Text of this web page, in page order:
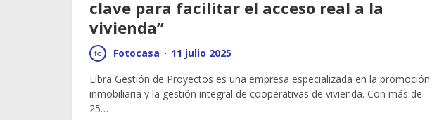
clave para facilitar el acceso real a la
vivienda”
Fotocasa · 11 julio 2025
Libra Gestión de Proyectos es una empresa especializada en la promoción
inmobiliaria y la gestión integral de cooperativas de vivienda. Con más de
25…